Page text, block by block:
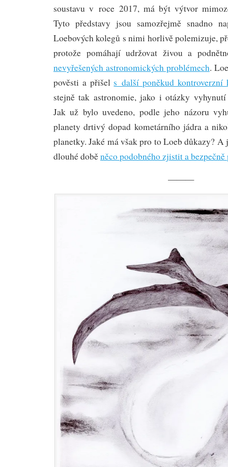
soustavu v roce 2017, má být výtvor
Tyto představy jsou samozřejmě snadno
Loebových kolegů s nimi horlivě polemizuje,
protože pomáhají udržovat živou a
nevyřešených astronomických problémech.
pověsti a přišel s další poněkud kontroverzní
stejně tak astronomie, jako i otázky vyhynutí
Jak už bylo uvedeno, podle jeho názoru
planety drtivý dopad kometárního jádra a
planetky. Jaké má však pro to Loeb důkazy? A
dlouhé doběněco podobného zjistit a bezpečně
———